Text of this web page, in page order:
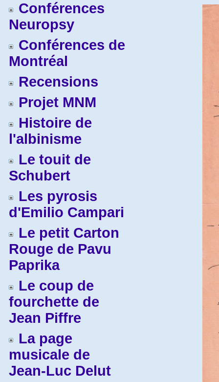
Conférences
Neuropsy
Conférences de
Montréal
Recensions
Projet MNM
Histoire de
l'albinisme
Le touit de
Schubert
Les pyrosis
d'Emilio Campari
Le petit Carton
Rouge de Pavu
Paprika
Le coup de
fourchette de
Jean Piffre
La page
musicale de
Jean-Luc Delut